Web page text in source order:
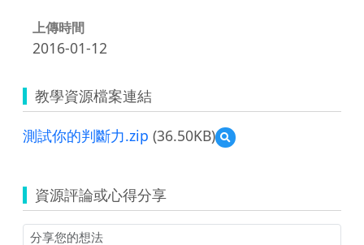
上傳時間
2016-01-12
教學資源檔案連結
測試你的判斷力.zip (36.50KB)
預
覽
的
判
資源評論或心得分享